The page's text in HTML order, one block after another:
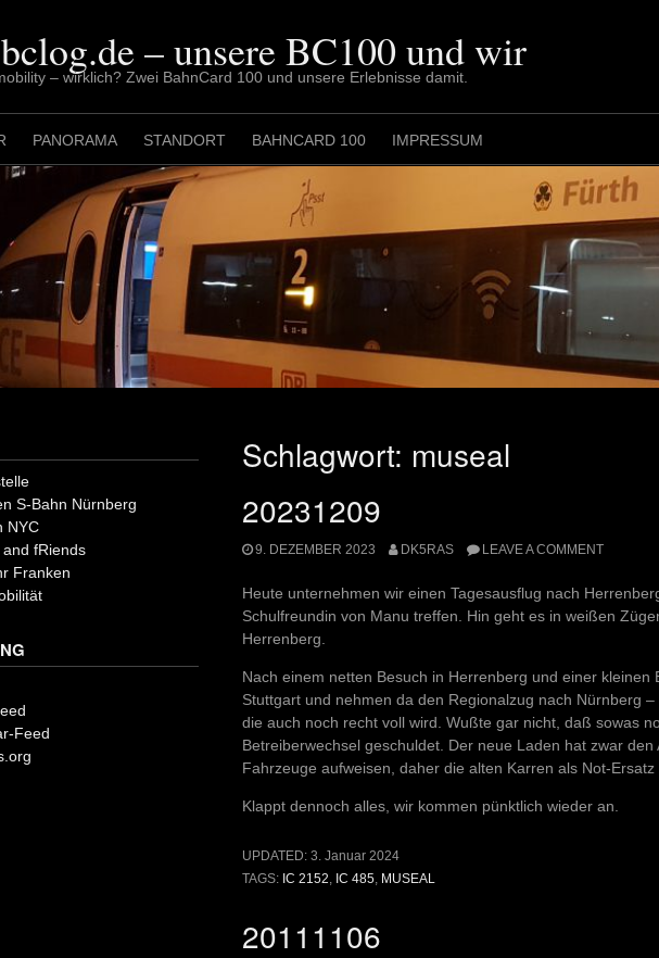
– unsere BC100 und wir
– wirklich? Zwei BahnCard 100 und unsere Erlebnisse damit.
PANORAMA STANDORT BAHNCARD 100 IMPRESSUM
Schlagwort: museal
20231209
9. DEZEMBER 2023 DK5RAS LEAVE A COMMENT
Heute unternehmen wir einen Tagesausflug nach
Schulfreundin von Manu treffen. Hin geht es in weißen
Herrenberg.
Nach einem netten Besuch in Herrenberg und einer
Stuttgart und nehmen da den Regionalzug nach Nürnberg
die auch noch recht voll wird. Wußte gar nicht, daß sowas
Betreiberwechsel geschuldet. Der neue Laden hat zwar
Fahrzeuge aufweisen, daher die alten Karren als Not-Ersatz
Klappt dennoch alles, wir kommen pünktlich wieder an.
UPDATED: 3. Januar 2024
TAGS: IC 2152, IC 485, MUSEAL
20111106
S-Bahn Nürnberg
NYC
fRiends
Franken
Feed